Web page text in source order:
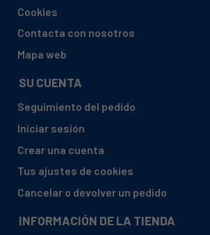
Falmec, LAGUNA90
Falmec, CION9000712F441F
XL0BECEXCA7S
Falmec, DORACORNER105LFDORAC0141
Cookies
Contacta con nosotros
Mapa web
SU CUENTA
Seguimiento del pedido
Iniciar sesión
Crear una cuenta
Tus ajustes de cookies
Cancelar o devolver un pedido
INFORMACIÓN DE LA TIENDA